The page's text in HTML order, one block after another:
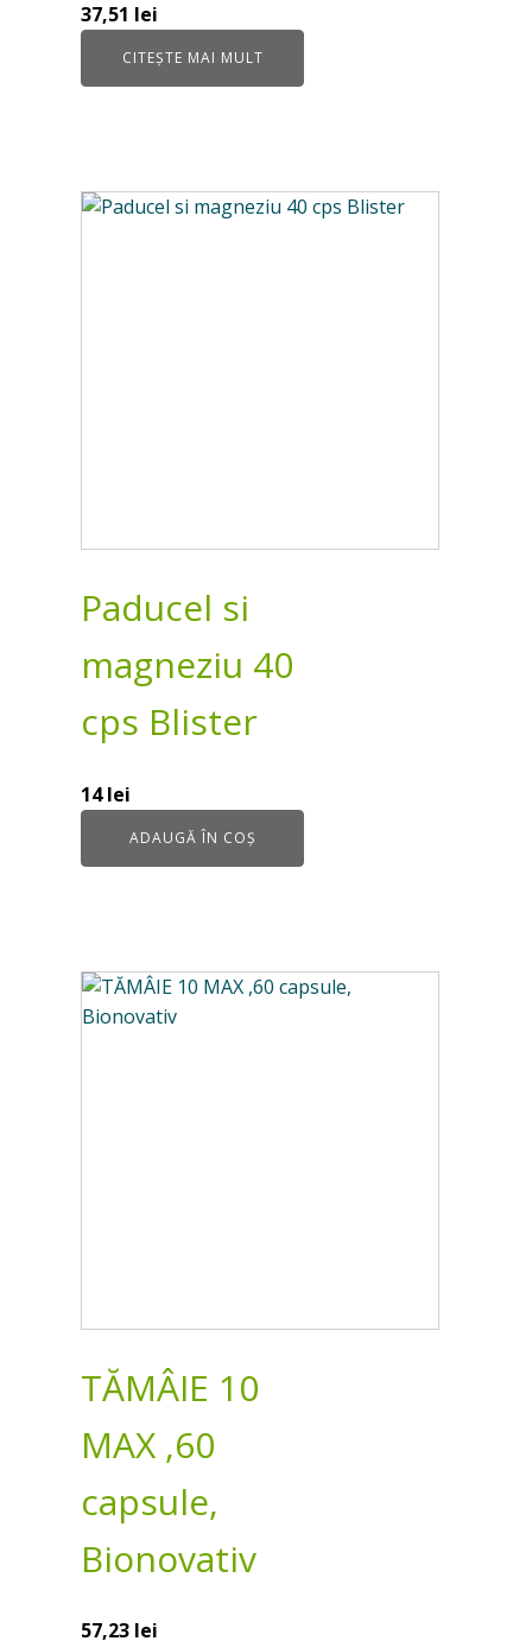
37,51 lei
CITEȘTE MAI MULT
Paducel si
magneziu 40
cps Blister
14lei
ADAUGĂ ÎN COȘ
TĂMÂIE 10
MAX ,60
capsule,
Bionovativ
57,23 lei